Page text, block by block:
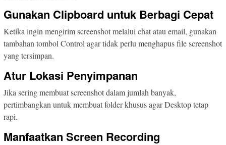
Gunakan Clipboard untuk Berbagi Cepat
Ketika ingin mengirim screenshot melalui chat atau email, gunakan
tambahan tombol Control agar tidak perlu menghapus file screenshot
yang tersimpan.
Atur Lokasi Penyimpanan
Jika sering membuat screenshot dalam jumlah banyak,
pertimbangkan untuk membuat folder khusus agar Desktop tetap
rapi.
Manfaatkan Screen Recording